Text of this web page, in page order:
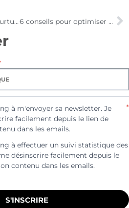
Qu’est-ce que le lead nurturing ? 6 conseils pour optimiser vos emails marketing
à m'envoyer sa newsletter. Je
facilement depuis le lien de
dans les emails.
*
à effectuer un suivi statistique des
désinscrire facilement depuis le
contenu dans les emails.
S'INSCRIRE